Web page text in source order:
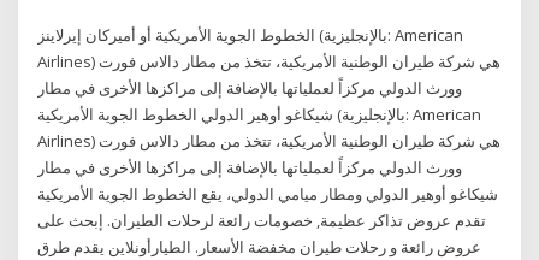
الخطوط الجوية الأمريكية أو أميركان إيرلاينز (بالإنجليزية: American
Airlines) هي شركة طيران الوطنية الأمريكية، تتخذ من مطار دالاس فورت
وورث الدولي مركزاً لعملياتها بالإضافة إلى مراكزها الأخرى في مطار
شيكاغو أوهير الدولي الخطوط الجوية الأمريكية (بالإنجليزية: American
Airlines) هي شركة طيران الوطنية الأمريكية، تتخذ من مطار دالاس فورت
وورث الدولي مركزاً لعملياتها بالإضافة إلى مراكزها الأخرى في مطار
شيكاغو أوهير الدولي ومطار ميامي الدولي، يقع الخطوط الجوية الأمريكية
تقدم عروض تذاكر عظيمة, خصومات رائعة لرحلات الطيران. إبحث على
عروض رائعة و رحلات طيران مخفضة الأسعار. الطيارأونلاين يقدم طرق